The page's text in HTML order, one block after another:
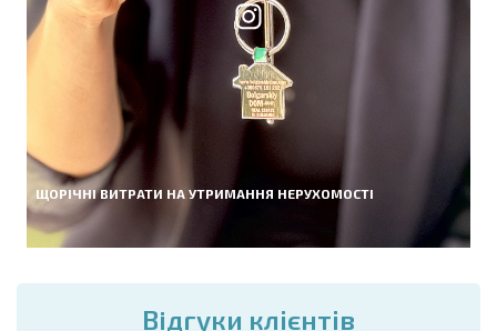
ЩОРІЧНІ ВИТРАТИ НА УТРИМАННЯ НЕРУХОМОСТІ
Вiдгуки клієнтів